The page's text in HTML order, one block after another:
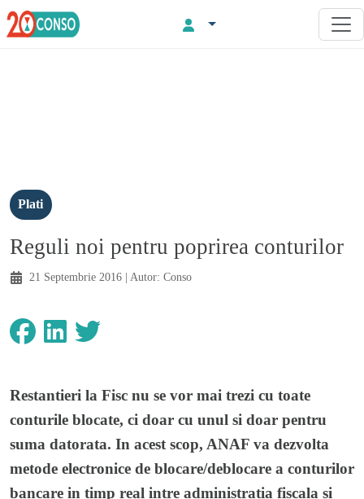
Plati
Reguli noi pentru poprirea conturilor
21 Septembrie 2016 | Autor: Conso
Restantieri la Fisc nu se vor mai trezi cu toate
conturile blocate, ci doar cu unul si doar pentru
suma datorata. In acest scop, ANAF va dezvolta
metode electronice de blocare/deblocare a conturilor
bancare in timp real intre administratia fiscala si